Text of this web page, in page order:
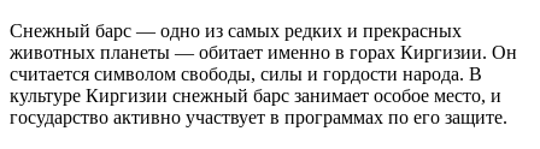
Снежный барс — одно из самых редких и прекрасных
животных планеты — обитает именно в горах Киргизии. Он
считается символом свободы, силы и гордости народа. В
культуре Киргизии снежный барс занимает особое место, и
государство активно участвует в программах по его защите.